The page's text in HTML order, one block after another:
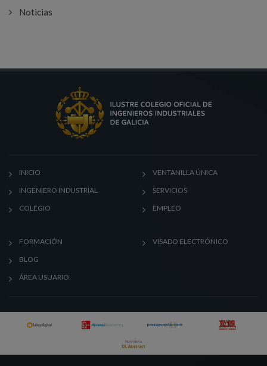
Noticias
INICIO
INGENIERO INDUSTRIAL
COLEGIO
VENTANILLA ÚNICA
SERVICIOS
EMPLEO
FORMACIÓN
BLOG
ÁREA USUARIO
VISADO ELECTRÓNICO